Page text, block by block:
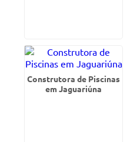
Construtora de Piscinas
em Jaguariúna